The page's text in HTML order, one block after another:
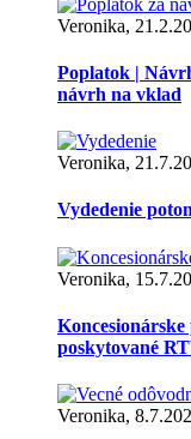
Veronika,
Poplatok |
návrh na vklad
Veronika,
Vydedenie
Veronika,
poskytované
Veronika,